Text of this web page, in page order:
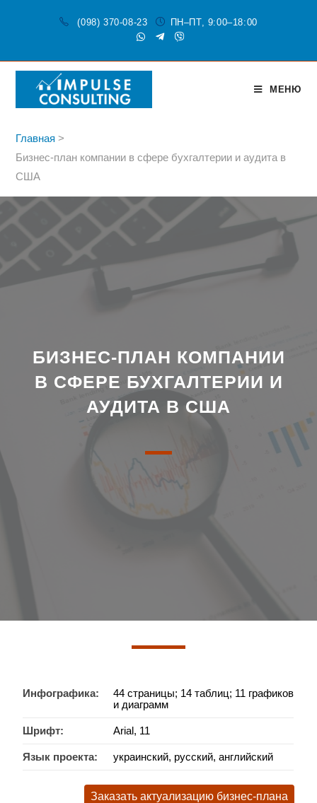
(098) 370-08-23 ПН–ПТ, 9:00–18:00
МЕНЮ
Главная >
Бизнес-план компании в сфере бухгалтерии и аудита в
США
БИЗНЕС-ПЛАН КОМПАНИИ
В СФЕРЕ БУХГАЛТЕРИИ И
АУДИТА В США
Инфографика:
44 страницы; 14 таблиц; 11 графиков
и диаграмм
Шрифт: Arial, 11
Язык проекта: украинский, русский, английский
Заказать актуализацию бизнес-плана